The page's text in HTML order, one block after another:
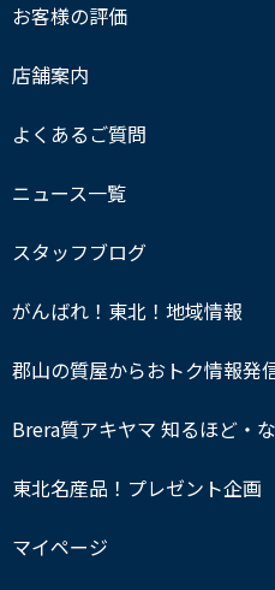
お客様の評価
店舗案内
よくあるご質問
ニュース一覧
スタッフブログ
がんばれ！東北！地域情報
郡山の質屋からおトク情報発
Brera質アキヤマ 知るほど・
東北名産品！プレゼント企画
マイページ